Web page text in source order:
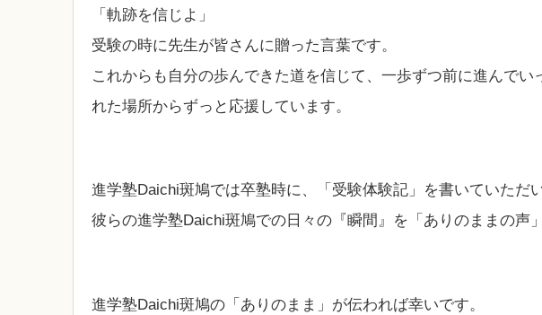
「軌跡を信じよ」
受験の時に先生が皆さんに贈った言葉です。
これからも自分の歩んできた道を信じて、一歩ずつ前に進んで
れた場所からずっと応援しています。
進学塾Daichi斑鳩では卒塾時に、「受験体験記」を書いていただ
彼らの進学塾Daichi斑鳩での日々の『瞬間』を「ありのままの声
進学塾Daichi斑鳩の「ありのまま」が伝われば幸いです。